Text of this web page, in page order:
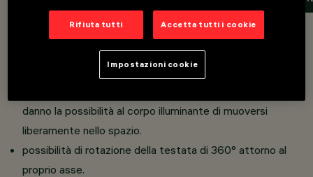
Overview
danno la possibilità al corpo illuminante di muoversi
liberamente nello spazio.
possibilità di rotazione della testata di 360° attorno al
proprio asse.
Rifiuta tutti Accetta tutti i cookie
Impostazioni cookie